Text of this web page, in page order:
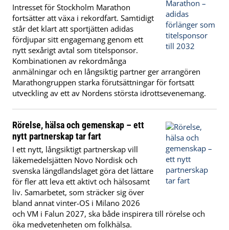
Intresset för Stockholm Marathon
fortsätter att växa i rekordfart. Samtidigt
står det klart att sportjätten adidas
fördjupar sitt engagemang genom ett
nytt sexårigt avtal som titelsponsor.
Kombinationen av rekordmånga
anmälningar och en långsiktig partner ger arrangören
Marathongruppen starka förutsättningar för fortsatt
utveckling av ett av Nordens största idrottsevenemang.
Rörelse, hälsa och gemenskap – ett
nytt partnerskap tar fart
I ett nytt, långsiktigt partnerskap vill
läkemedelsjätten Novo Nordisk och
svenska längdlandslaget göra det lättare
för fler att leva ett aktivt och hälsosamt
liv. Samarbetet, som sträcker sig över
bland annat vinter-OS i Milano 2026
och VM i Falun 2027, ska både inspirera till rörelse och
öka medvetenheten om folkhälsa.